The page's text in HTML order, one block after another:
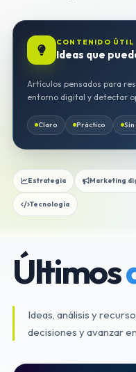
CONTENIDO ÚTIL
Ideas que
Artículos pensados para
entorno digital y detectar
Claro Práctico
Estrategia Marketing
Tecnología
Últimos
Ideas, análisis y
decisiones y avanzar